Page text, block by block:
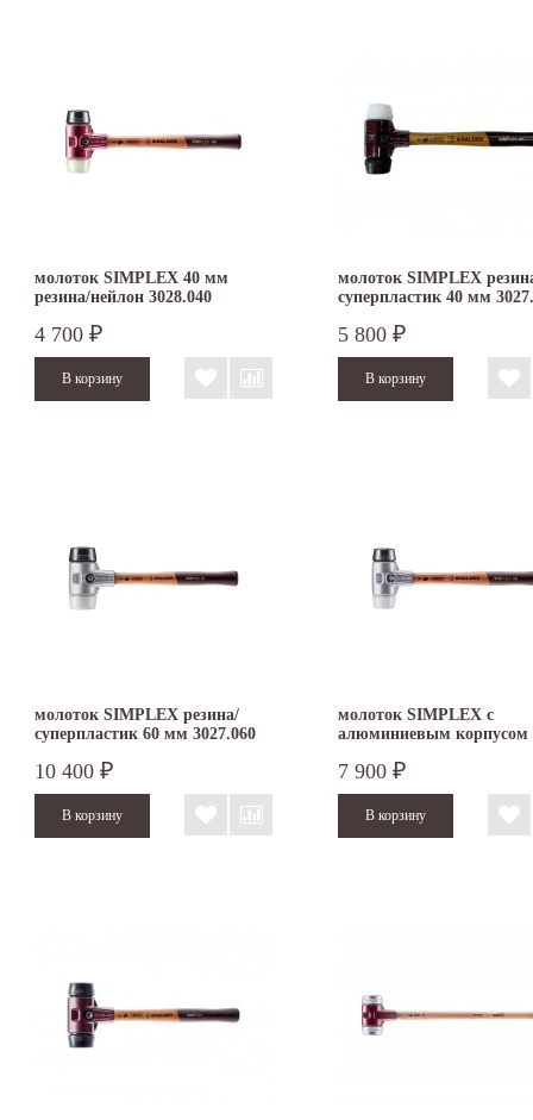
молоток SIMPLEX 40 мм
резина/нейлон 3028.040
4 700 ₽
молоток SIMPLEX
суперпластик 40 мм
5 800 ₽
молоток SIMPLEX резина/
суперпластик 60 мм 3027.060
10 400 ₽
молоток SIMPLEX с
алюминиевым корпусом
3127.040
7 900 ₽